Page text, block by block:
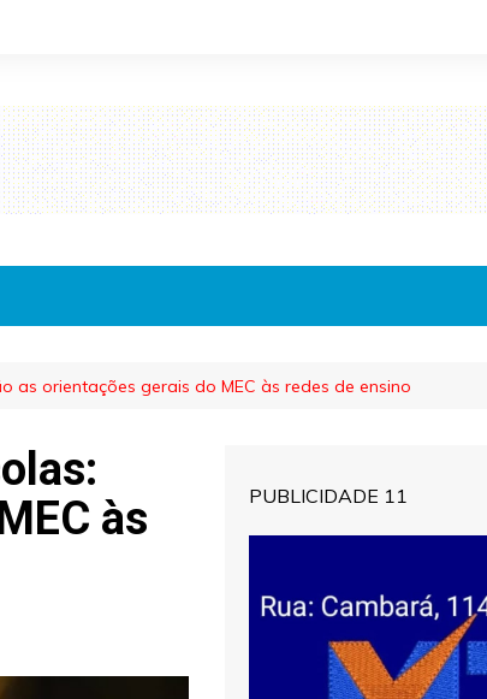
as orientações gerais do MEC às redes de ensino
às
PUBLICIDADE 11